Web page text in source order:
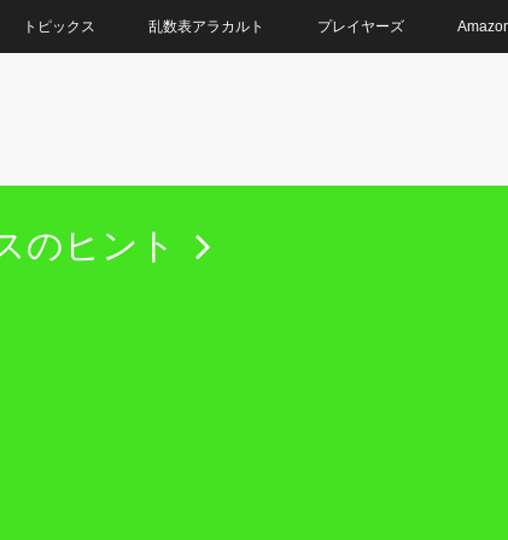
トピックス 乱数表アラカルト プレイヤーズ
のヒント